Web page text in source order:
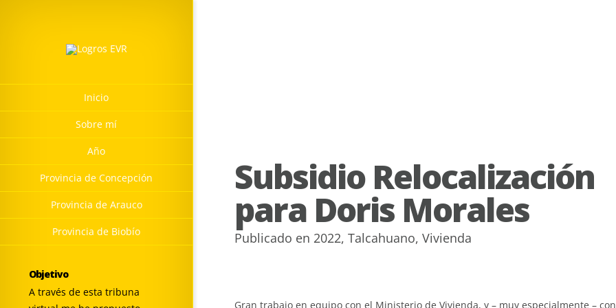
Inicio
Sobre mí
Año
Provincia de Concepción
Provincia de Arauco
Provincia de Biobío
Objetivo
A través de esta tribuna
Subsidio Relocalización
para Doris Morales
Publicado en 2022, Talcahuano, Vivienda
Gran trabajo en equipo con el Ministerio de Vivienda, y – muy especialmente –